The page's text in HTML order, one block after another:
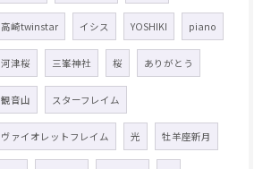
高崎twinstar イシス YOSHIKI piano
河津桜 三峯神社 桜 ありがとう
観音山 スターフレイム
ヴァイオレットフレイム 光 牡羊座新月